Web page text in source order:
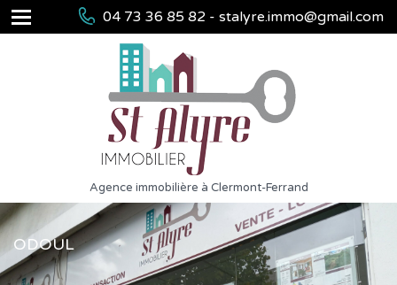
04 73 36 85 82 - stalyre.immo@gmail.com
Agence immobilière à Clermont-Ferrand
ODOUL